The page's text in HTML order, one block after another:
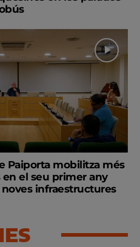
Paiporta mobilitza més
en el seu primer any
infraestructures